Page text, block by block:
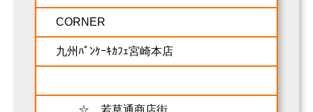
CORNER
九州ﾊﾟﾝｹｰｷｶﾌｪ宮崎本店